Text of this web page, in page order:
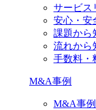
サービス
安心・安
課題から
流れから
手数料・
M&A事例
M&A事例